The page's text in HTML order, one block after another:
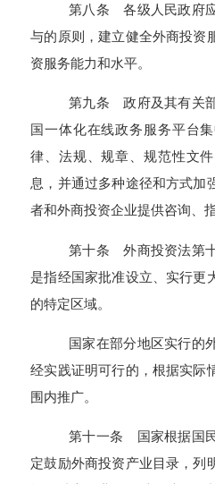
第八条 各级人民政府
与的原则，建立健全外商投资
资服务能力和水平。
第九条 政府及其有关
国一体化在线政务服务平台
律、法规、规章、规范性文
息，并通过多种途径和方式加
者和外商投资企业提供咨询、
第十条 外商投资法第
是指经国家批准设立、实行更
的特定区域。
国家在部分地区实行的
经实践证明可行的，根据实际
围内推广。
第十一条 国家根据国
定鼓励外商投资产业目录，列